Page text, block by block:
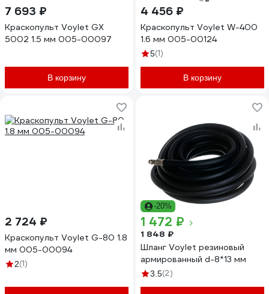
7 693 ₽
Краскопульт Voylet GХ
5002 1.5 мм 005-00097
В корзину
4 456 ₽
Краскопульт Voylet W-400
1.6 мм 005-00124
5(1)
В корзину
2 724 ₽
Краскопульт Voylet G-80 1.8
мм 005-00094
2(1)
-20%
1 472 ₽
1 848 ₽
Шланг Voylet резиновый
армированный d-8*13 мм
3.5(2)